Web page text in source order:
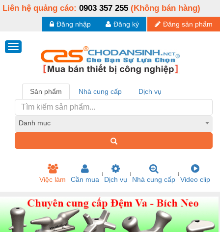
Liên hệ quảng cáo: 0903 357 255 (Không bán hàng)
Đăng sản phẩm
Đăng ký
Đăng nhập
Sản phẩm Nhà cung cấp Dịch vụ
Danh mục
Việc làm Cần mua Dịch vụ Nhà cung cấp Video clip